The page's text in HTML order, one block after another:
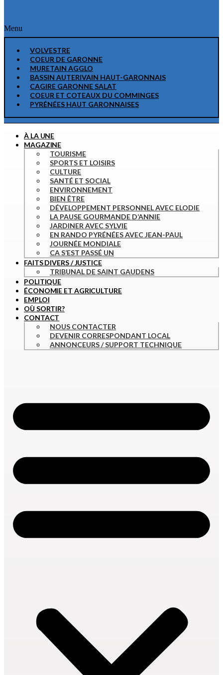
Menu
VOLVESTRE
COEUR DE GARONNE
MURETAIN AGGLO
BASSIN AUTERIVAIN HAUT-GARONNAIS
CAGIRE GARONNE SALAT
COEUR ET COTEAUX DU COMMINGES
PYRÉNÉES HAUT GARONNAISES
À LA UNE
MAGAZINE
TOURISME
SPORTS ET LOISIRS
CULTURE
SANTÉ ET SOCIAL
ENVIRONNEMENT
BIEN ÊTRE
DÉVELOPPEMENT PERSONNEL AVEC ELODIE
LA PAUSE GOURMANDE D’ANNIE
JARDINER AVEC SYLVIE
EN RANDO PYRÉNÉES AVEC JEAN-PAUL
JOURNÉE MONDIALE
CA S’EST PASSÉ UN
FAITS DIVERS / JUSTICE
TRIBUNAL DE SAINT GAUDENS
POLITIQUE
ÉCONOMIE ET AGRICULTURE
EMPLOI
OÙ SORTIR?
CONTACT
NOUS CONTACTER
DEVENIR CORRESPONDANT LOCAL
ANNONCEURS / SUPPORT TECHNIQUE